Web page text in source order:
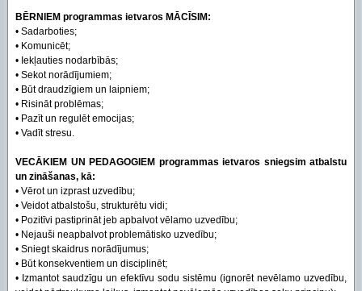
BĒRNIEM programmas ietvaros MĀCĪSIM:
• Sadarboties;
• Komunicēt;
• Iekļauties nodarbībās;
• Sekot norādījumiem;
• Būt draudzīgiem un laipniem;
• Risināt problēmas;
• Pazīt un regulēt emocijas;
• Vadīt stresu.
VECĀKIEM UN PEDAGOGIEM programmas ietvaros sniegsim atbalstu
un zināšanas, kā:
• Vērot un izprast uzvedību;
• Veidot atbalstošu, strukturētu vidi;
• Pozitīvi pastiprināt jeb apbalvot vēlamo uzvedību;
• Nejauši neapbalvot problemātisko uzvedību;
• Sniegt skaidrus norādījumus;
• Būt konsekventiem un disciplinēt;
• Izmantot saudzīgu un efektīvu sodu sistēmu (ignorēt nevēlamo uzvedību,